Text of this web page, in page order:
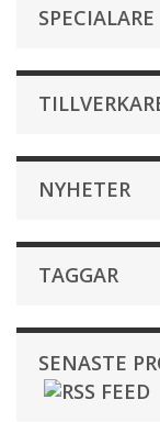
SPECIALARE
NYHETER
TAGGAR
SENASTE